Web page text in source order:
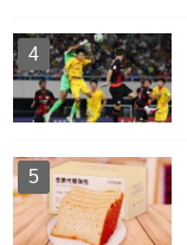
4
5